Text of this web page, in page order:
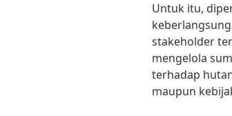
Untuk itu,
stakeholder
mengelola
terhadap
maupun